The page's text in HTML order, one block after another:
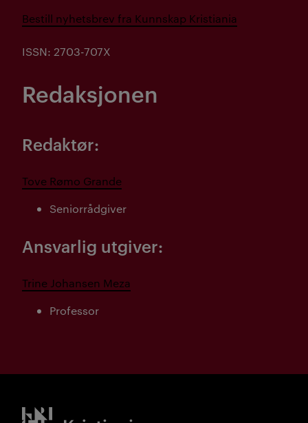
Bestill nyhetsbrev fra Kunnskap Kristiania
ISSN: 2703-707X
Redaksjonen
Redaktør:
Tove Rømo Grande
Seniorrådgiver
Ansvarlig utgiver:
Trine Johansen Meza
Professor
Kristiania logo